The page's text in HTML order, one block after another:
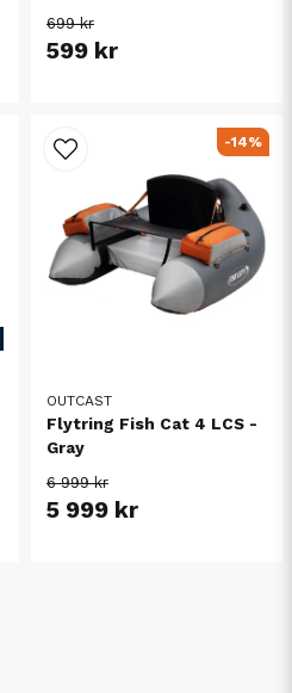
699 kr
599 kr
OUTCAST
Flytring Fish Cat 4 LCS -
Gray
6 999 kr
5 999 kr
-14%